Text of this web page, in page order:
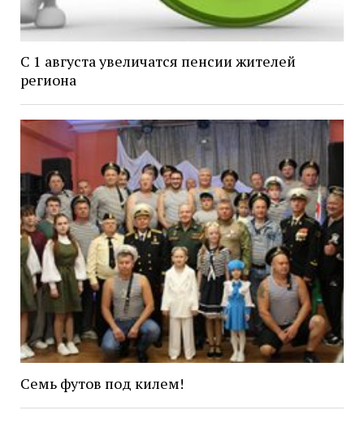
С 1 августа увеличатся пенсии жителей
региона
Семь футов под килем!